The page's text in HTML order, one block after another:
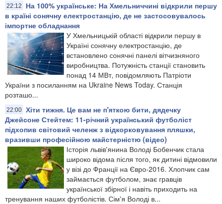
22:12
На 100% українське: На Хмельниччині відкрили першу
в країні сонячну електростанцію, де не застосовувалось
імпортне обладнання
У Хмельницькій області відкрили першу в
Україні сонячну електростанцію, де
встановлено сонячні панелі вітчизняного
виробництва. Потужність станції становить
понад 14 МВт, повідомляють Патріоти
України з посиланням на Ukraine News Today. Станція
розташо...
22:00 Хіти тижня. ​Це вам не п'яткою бити, дядечку
Джейсоне Стейтем: 11-річний український футболіст
підхопив світовий челенж з відкорковування пляшки,
вразивши професійною майстерністю (відео)​
Історія львів'янина Володі Бобенчик стала
широко відома після того, як дитині відмовили
у візі до Франції на Євро-2016. Хлопчик сам
займається футболом, знає гравців
української збірної і навіть приходить на
тренування наших футболістів. Сім'я Володі в...